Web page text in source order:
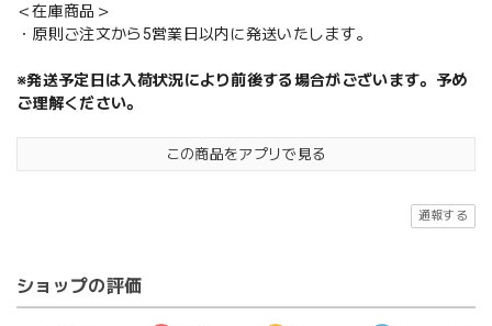
＜在庫商品＞
・原則ご注文から5営業日以内に発送いたします。
※発送予定日は入荷状況により前後する場合がございます。予め
ご理解ください。
この商品をアプリで見る
通報する
ショップの評価